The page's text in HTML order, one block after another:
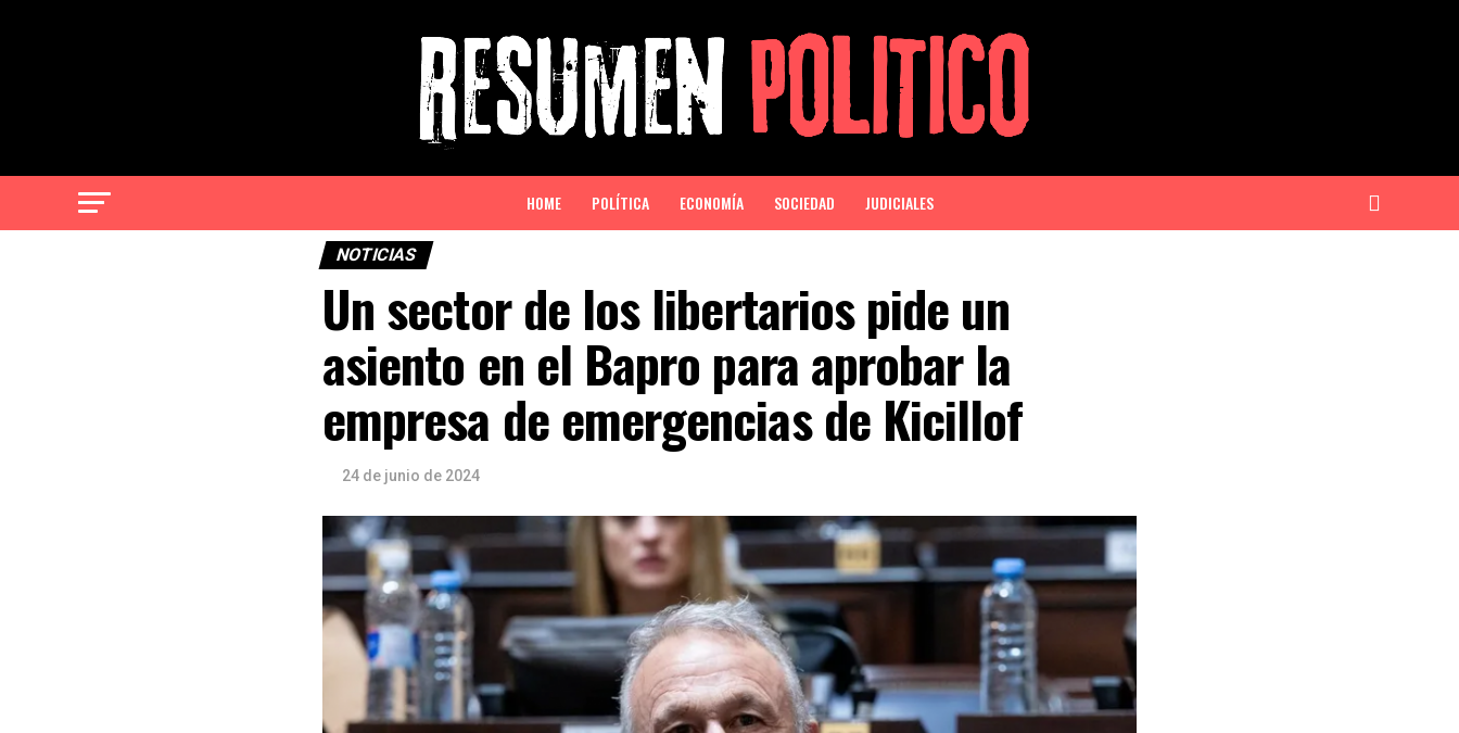
HOME POLÍTICA ECONOMÍA SOCIEDAD JUDICIALES
NOTICIAS
Un sector de los libertarios pide un
asiento en el Bapro para aprobar la
empresa de emergencias de Kicillof
24 de junio de 2024